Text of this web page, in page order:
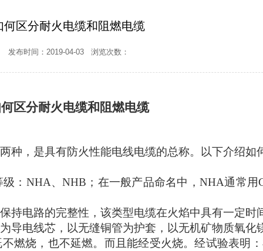
何区分耐火电缆和阻燃电缆
发布时间：2019-04-03 浏览次数：
区分耐火电缆和阻燃电缆
种，是具有防火性能电线电缆的总称。以下介绍如
级：NHA、NHB；在一般产品命名中，NHA通常用
持电路的完整性，该类型电缆在火焰中具有一定时
导电线芯，以无缝铜管为护套，以无机矿物质氧化
燃烧，也不延燃。而且能经受火烧。经试验表明